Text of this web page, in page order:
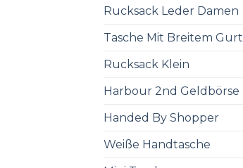
Rucksack Leder Damen
Tasche Mit Breitem Gurt
Rucksack Klein
Harbour 2nd Geldbörse
Handed By Shopper
Weiße Handtasche